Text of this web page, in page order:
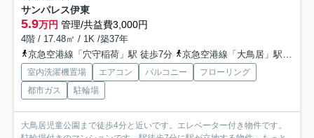
サンパレス伊東
5.9万円 管理/共益費3,000円
4階 / 17.48㎡ / 1K /築37年
京急空港線「穴守稲荷」駅 徒歩7分
京急空港線「大鳥居」駅 徒歩7分
室内洗濯機置場 エアコン バルコニー
フローリング
都市ガス
駐輪場
大鳥居児童公園まで徒歩4分と近いです。エレベーター付き物件です。